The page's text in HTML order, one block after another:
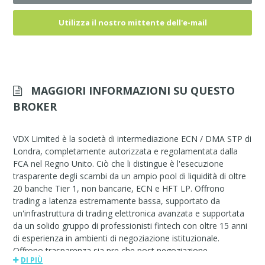
Utilizza il nostro mittente dell'e-mail
MAGGIORI INFORMAZIONI SU QUESTO
BROKER
VDX Limited è la società di intermediazione ECN / DMA STP di
Londra, completamente autorizzata e regolamentata dalla
FCA nel Regno Unito. Ciò che li distingue è l'esecuzione
trasparente degli scambi da un ampio pool di liquidità di oltre
20 banche Tier 1, non bancarie, ECN e HFT LP. Offrono
trading a latenza estremamente bassa, supportato da
un'infrastruttura di trading elettronica avanzata e supportata
da un solido gruppo di professionisti fintech con oltre 15 anni
di esperienza in ambienti di negoziazione istituzionale.
Offrono trasparenza sia pre che post negoziazione,
DI PIÙ